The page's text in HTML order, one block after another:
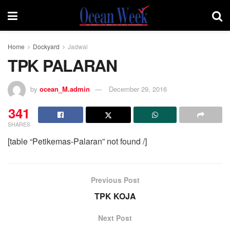
Home Dockyard Jadwal
TPK PALARAN
by ocean_M.admin December 29, 2016
341
SHARES
[table “Petikemas-Palaran” not found /]
Previous Post
TPK KOJA
Next Post